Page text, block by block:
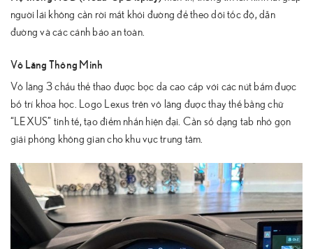
người lái không cần rời mắt khỏi đường để theo dõi tốc độ, dẫn
đường và các cảnh báo an toàn.
Vô Lăng Thông Minh
Vô lăng 3 chấu thể thao được bọc da cao cấp với các nút bấm được
bố trí khoa học. Logo Lexus trên vô lăng được thay thế bằng chữ
“LEXUS” tinh tế, tạo điểm nhấn hiện đại. Cần số dạng tab nhỏ gọn
giải phóng không gian cho khu vực trung tâm.